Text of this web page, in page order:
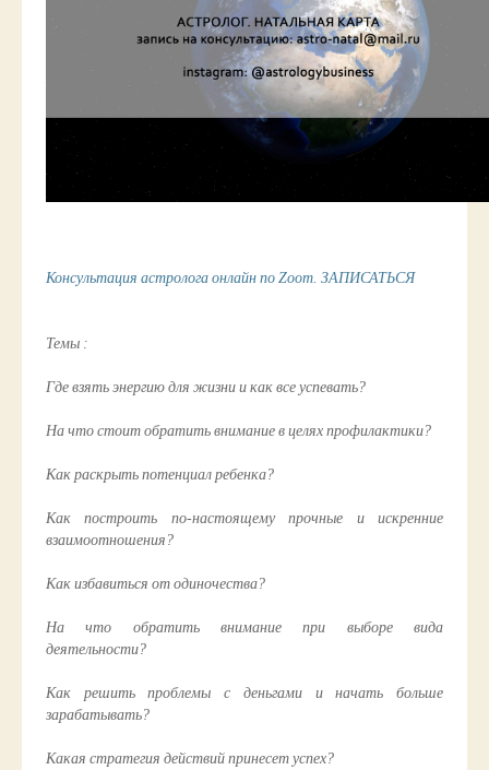
Консультация астролога онлайн по Zoom. ЗАПИСАТЬСЯ
Темы :
Где взять энергию для жизни и как все успевать?
На что стоит обратить внимание в целях профилактики?
Как раскрыть потенциал ребенка?
Как построить по-настоящему прочные и искренние
взаимоотношения?
Как избавиться от одиночества?
На что обратить внимание при выборе вида
деятельности?
Как решить проблемы с деньгами и начать больше
зарабатывать?
Какая стратегия действий принесет успех?